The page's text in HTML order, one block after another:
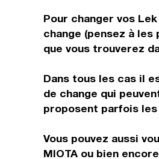
Pour changer vos
change (pensez à les
que vous trouverez
Dans tous les cas il
de change qui
proposent parfois
Vous pouvez aussi
MIOTA ou bien